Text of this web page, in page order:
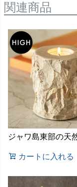
関連商品
カートに入れる